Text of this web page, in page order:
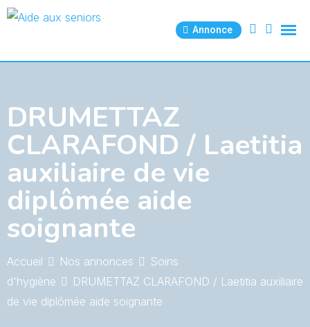
Skip
Annonce
DRUMETTAZ
CLARAFOND / Laetitia
auxiliaire de vie
diplômée aide
soignante
Accueil Nos annonces
Soins
d'hygiène
DRUMETTAZ CLARAFOND / Laetitia auxiliaire
de vie diplômée aide soignante